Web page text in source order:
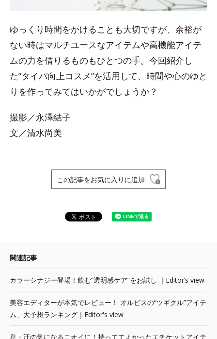
ゆっくり時間をかけることも大切ですが、余裕が
ない時はマルチユースなアイテムや高機能アイテ
ムの力を借りるものもひとつの手。今回紹介し
た“タイパ向上コスメ”を活用して、時間や心のゆと
りを作ってみてはいかがでしょうか？
撮影／永澤結子
文／清水尚美
この記事をお気に入りに追加
関連記事
カラーシナジー登場！飲む“透明感ケア”をお試し ｜Editor’s view
美容エディターが本気でレビュー！ オルビスの“ツギクル”アイテ
ム、大予想ランキング｜Editor's view
息・汗の気になるニオイに！持っててよかったエチケットアイテ